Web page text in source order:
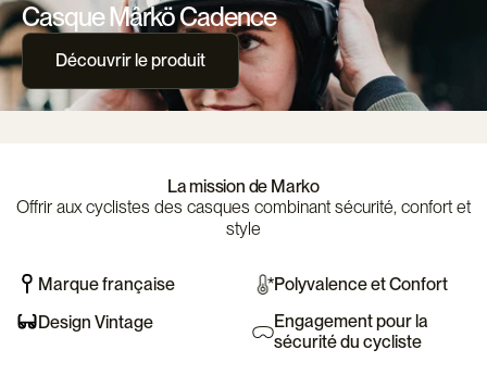
Casque Mârkö Cadence
Découvrir le produit
La mission de Marko
Offrir aux cyclistes des casques combinant sécurité, confort et
style
Marque française
Polyvalence et Confort
Design Vintage
Engagement pour la
sécurité du cycliste